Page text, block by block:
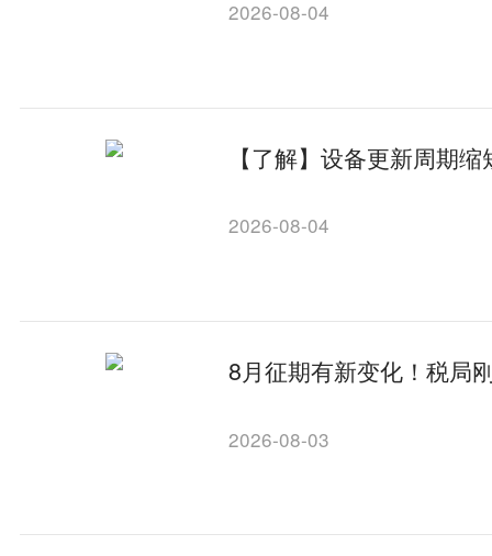
2026-08-04
【了解】设备更新周期
2026-08-04
8月征期有新变化！税局
2026-08-03